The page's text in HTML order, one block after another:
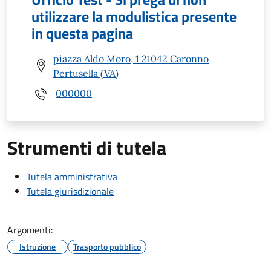
utilizzare la modulistica presente
in questa pagina
piazza Aldo Moro, 1 21042 Caronno
Pertusella (VA)
000000
Strumenti di tutela
Tutela amministrativa
Tutela giurisdizionale
Argomenti:
Istruzione Trasporto pubblico